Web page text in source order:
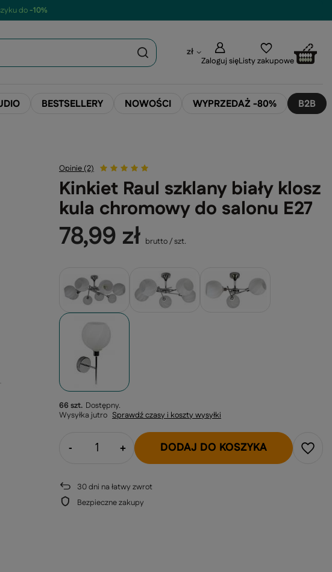
do-10%
zł
Zaloguj sięListy zakupowe
BESTSELLERY NOWOŚCI WYPRZEDAŻ -80% B2B
Opinie (2)
Kinkiet Raul szklany biały klosz
kula chromowy do salonu E27
66 szt. Dostępny
Wysyłka jutro Sprawdź czasy i koszty wysyłki
78,99 zł brutto/szt.
- + DODAJ DO KOSZYKA
30dni na łatwy zwrot
Bezpieczne zakupy